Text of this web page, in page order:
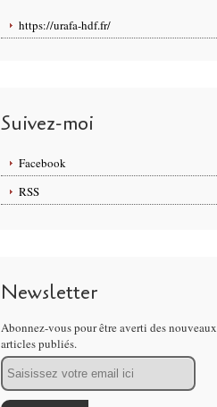
https://urafa-hdf.fr/
Suivez-moi
Facebook
RSS
Newsletter
Abonnez-vous pour être averti des nouveaux
articles publiés.
Email